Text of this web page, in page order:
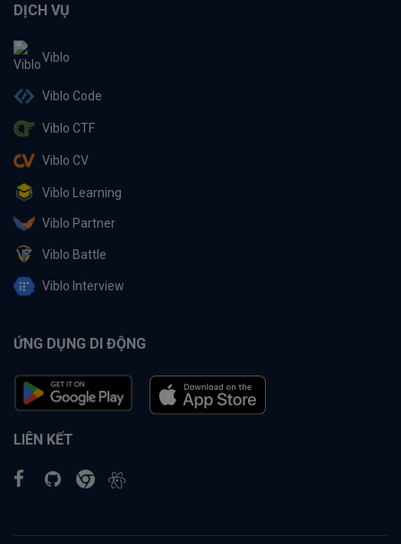
DỊCH VỤ
Viblo
Viblo Code
Viblo CTF
Viblo CV
Viblo Learning
Viblo Partner
Viblo Battle
Viblo Interview
ỨNG DỤNG DI ĐỘNG
LIÊN KẾT